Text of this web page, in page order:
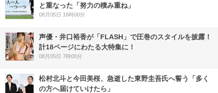
と重なった「努力の積み重ね」
08月05日 16時00分
声優・井口裕香が「FLASH」で圧巻のスタイルを披露！
計18ページにわたる大特集に！
08月05日 7時00分
松村北斗と今田美桜、急逝した東野圭吾氏へ誓う「多く
の方へ届けていけたら」